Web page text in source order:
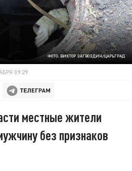
ФОТО: ВИКТОР ЗАГВОЗДИН/ЦАРЬГРАД
09:29
местные жители
без признаков